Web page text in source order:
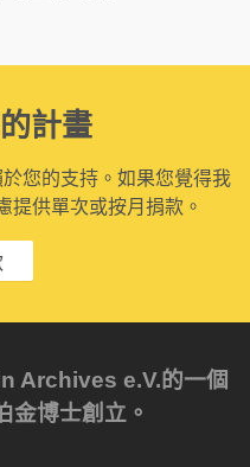
計畫
您的支持。如果您覺得我
提供單次或按月捐款。
Archives e.V.的一個
金博士創立。